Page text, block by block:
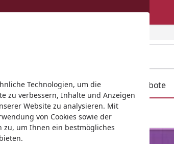
Technologien, um die
zu verbessern, Inhalte und Anzeigen
Website zu analysieren. Mit
von Cookies sowie der
um Ihnen ein bestmögliches
Tierarten Geschenkideen Angebote
Hundesnacks